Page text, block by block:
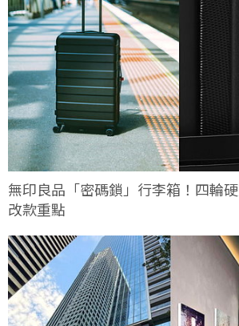
無印良品「密碼鎖」行李箱！四輪
改款重點